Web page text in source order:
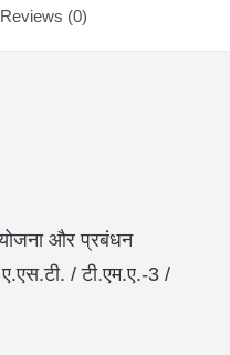
Reviews (0)
योजना और प्रबंधन
/ टी.एम.ए.-3 /